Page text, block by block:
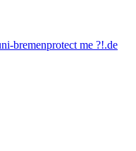
bremenprotect me ?!.de